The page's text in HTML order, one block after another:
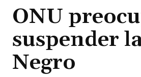
ONU
suspender
Negro